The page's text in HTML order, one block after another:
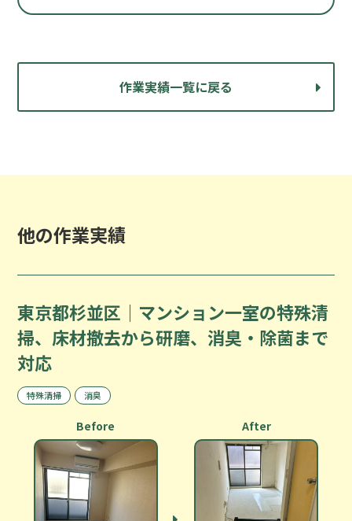
作業実績一覧に戻る
他の作業実績
東京都杉並区｜マンション一室の特殊清
掃、床材撤去から研磨、消臭・除菌まで
対応
特殊清掃 消臭
Before After